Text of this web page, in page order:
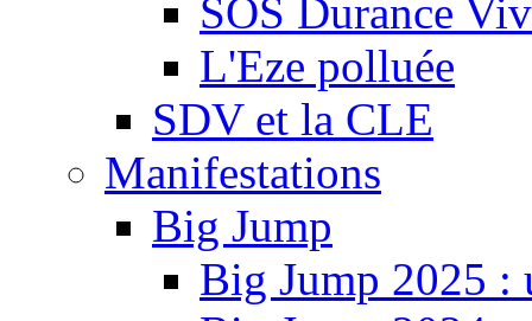
SOS Durance
L'Eze polluée
SDV et la CLE
Manifestations
Big Jump
Big Jump 2025 :